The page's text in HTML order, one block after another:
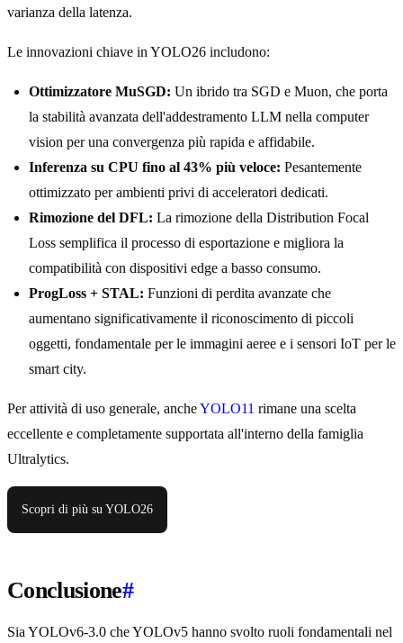
varianza della latenza.
Le innovazioni chiave in YOLO26 includono:
Ottimizzatore MuSGD: Un ibrido tra SGD e Muon, che porta
la stabilità avanzata dell'addestramento LLM nella computer
vision per una convergenza più rapida e affidabile.
Inferenza su CPU fino al 43% più veloce: Pesantemente
ottimizzato per ambienti privi di acceleratori dedicati.
Rimozione del DFL: La rimozione della Distribution Focal
Loss semplifica il processo di esportazione e migliora la
compatibilità con dispositivi edge a basso consumo.
ProgLoss + STAL: Funzioni di perdita avanzate che
aumentano significativamente il riconoscimento di piccoli
oggetti, fondamentale per le immagini aeree e i sensori IoT per le
smart city.
Per attività di uso generale, ancheYOLO11 rimane una scelta
eccellente e completamente supportata all'interno della famiglia
Ultralytics.
Scopri di più su YOLO26
Conclusione#
Sia YOLOv6-3.0 che YOLOv5 hanno svolto ruoli fondamentali nel